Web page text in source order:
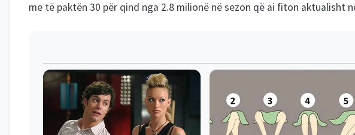
me të paktën 30 për qind nga 2.8 milionë në sezon që ai fiton aktualisht